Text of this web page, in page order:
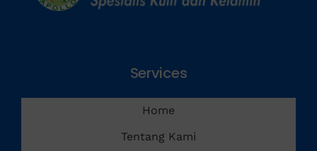
Services
Home
Tentang Kami